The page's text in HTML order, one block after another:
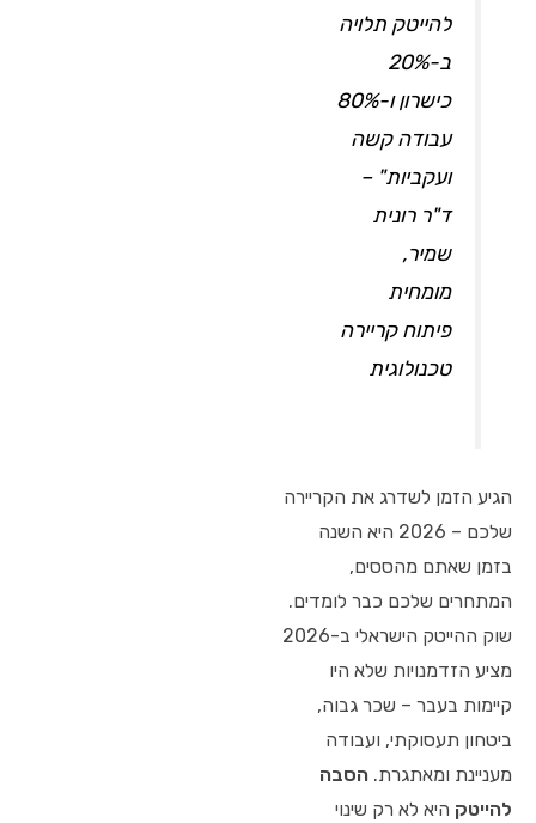
להייטק תלויה
ב-20%
כישרון ו-80%
עבודה קשה
ועקביות" –
ד"ר רונית
שמיר,
מומחית
פיתוח קריירה
טכנולוגית
הגיע הזמן לשדרג את הקריירה
שלכם – 2026 היא השנה
בזמן שאתם מהססים,
המתחרים שלכם כבר לומדים.
שוק ההייטק הישראלי ב-2026
מציע הזדמנויות שלא היו
קיימות בעבר – שכר גבוה,
ביטחון תעסוקתי, ועבודה
מעניינת ומאתגרת. הסבה
להייטק היא לא רק שינוי